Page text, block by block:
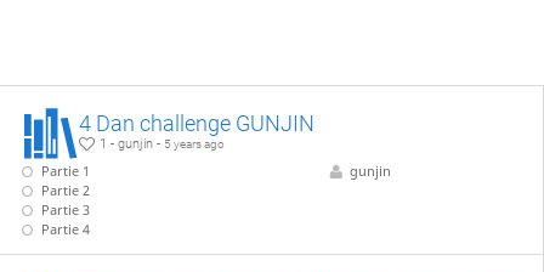
4 Dan challenge GUNJIN
1 - gunjin - 5 years ago
Partie 1
Partie 2
Partie 3
Partie 4
gunjin